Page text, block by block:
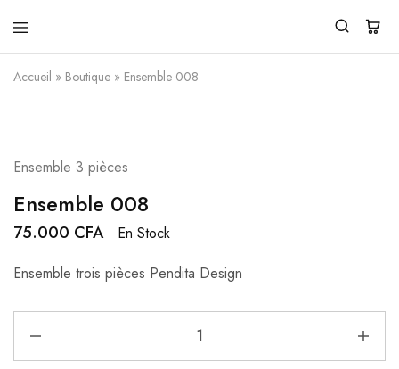
Pendita
Design
Vente
de
vêtements
Accueil » Boutique » Ensemble 008
Ensemble 3 pièces
Ensemble 008
75.000 CFA
En Stock
Ensemble trois pièces Pendita Design